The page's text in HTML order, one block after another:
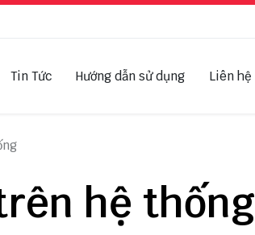
Tin Tức Hướng dẫn sử dụng Liên hệ
hệ thống